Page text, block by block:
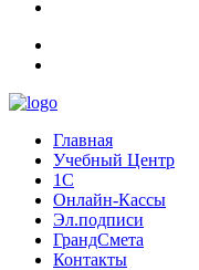
Главная
Учебный Центр
1С
Онлайн-Кассы
Эл.подписи
ГрандСмета
Контакты